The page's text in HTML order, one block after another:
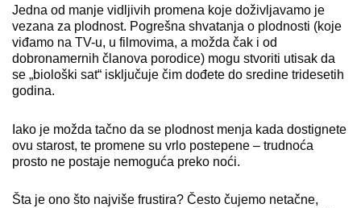
Jedna od manje vidljivih promena koje doživljavamo je
vezana za plodnost. Pogrešna shvatanja o plodnosti (koje
viđamo na TV-u, u filmovima, a možda čak i od
dobronamernih članova porodice) mogu stvoriti utisak da
se „biološki sat“ isključuje čim dođete do sredine tridesetih
godina.
Iako je možda tačno da se plodnost menja kada dostignete
ovu starost, te promene su vrlo postepene – trudnoća
prosto ne postaje nemoguća preko noći.
Šta je ono što najviše frustira? Često čujemo netačne,